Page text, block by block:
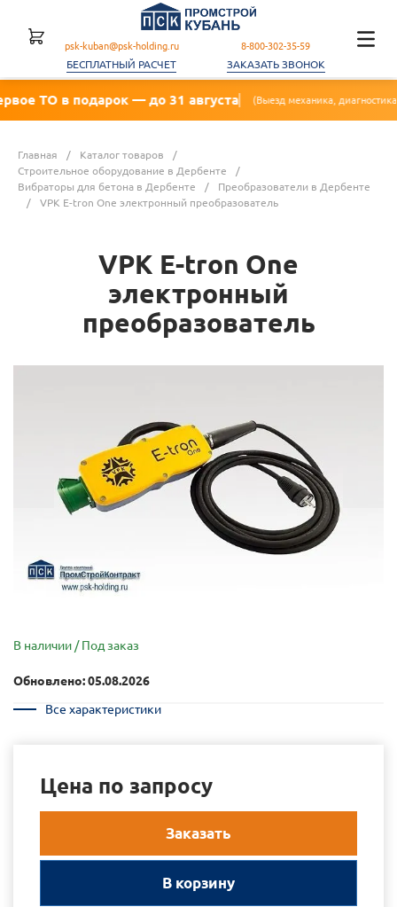
— до 31 августа (Выезд механика, диагностика, замена
psk-kuban@psk-holding.ru
БЕСПЛАТНЫЙ РАСЧЕТ
8-800-302-35-59
ЗАКАЗАТЬ ЗВОНОК
Главная / Каталог товаров
/
Строительное оборудование в Дербенте
/
Вибраторы для бетона в Дербенте
/
Преобразователи в Дербенте
/
VPK E-tron One электронный преобразователь
VPK E-tron One
электронный
преобразователь
В наличии / Под заказ
Обновлено: 05.08.2026
Все характеристики
Цена по запросу
Заказать
В корзину